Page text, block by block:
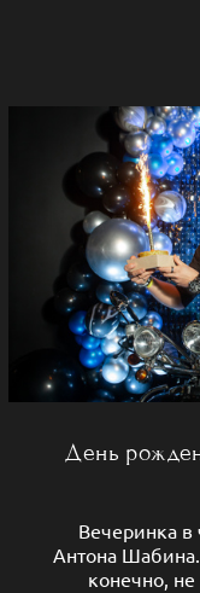
День
Вечеринка в
Антона
конечно,